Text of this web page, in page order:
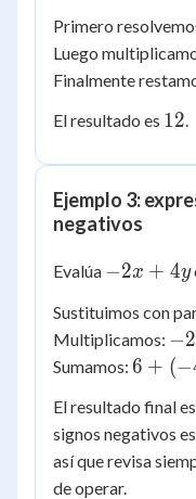
Primero
Luego
Finalmente
El resultado es 12
12
Ejemplo 3:
negativos
Evalúa -2x
4y
−2x + 4y
Sustituimos con
Multiplicamos: -2
-3
−2
Sumamos: 6 +
= 2
6 + (−
El resultado final es
signos negativos
así que revisa
de operar.